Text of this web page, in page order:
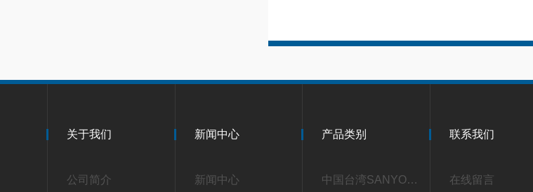
关于我们
公司简介
新闻中心
新闻中心
产品类别
中国台湾SANYOU三友
联系我们
在线留言